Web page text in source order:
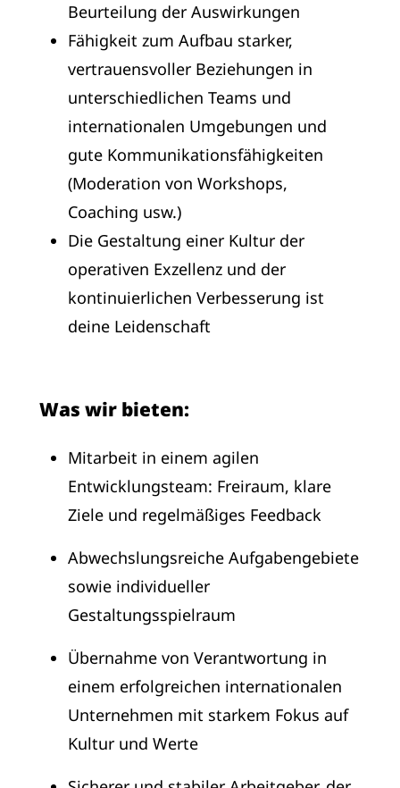
Beurteilung der Auswirkungen
Fähigkeit zum Aufbau starker,
vertrauensvoller Beziehungen in
unterschiedlichen Teams und
internationalen Umgebungen und
gute Kommunikationsfähigkeiten
(Moderation von Workshops,
Coaching usw.)
Die Gestaltung einer Kultur der
operativen Exzellenz und der
kontinuierlichen Verbesserung ist
deine Leidenschaft
Was wir bieten:
Mitarbeit in einem agilen
Entwicklungsteam: Freiraum, klare
Ziele und regelmäßiges Feedback
Abwechslungsreiche Aufgabengebiete
sowie individueller
Gestaltungsspielraum
Übernahme von Verantwortung in
einem erfolgreichen internationalen
Unternehmen mit starkem Fokus auf
Kultur und Werte